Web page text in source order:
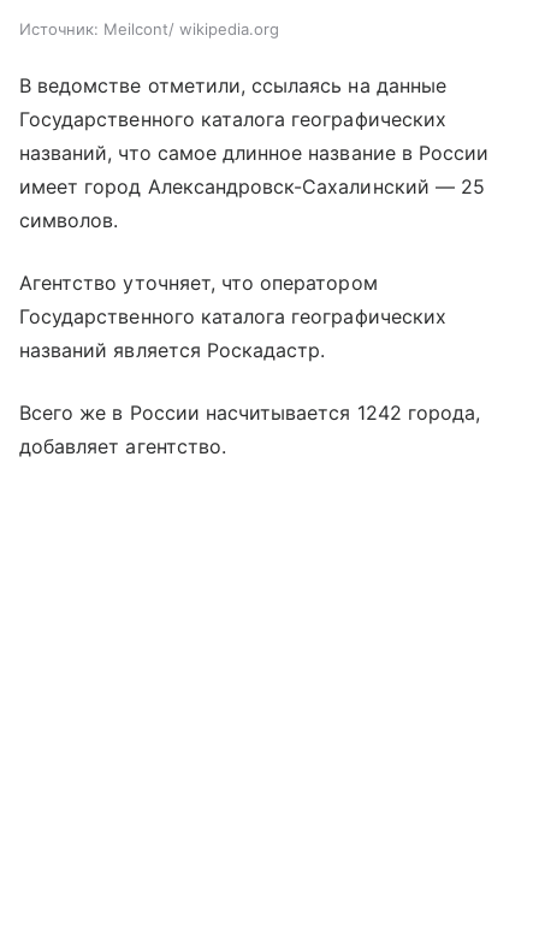
Источник: Meilcont/ wikipedia.org
В ведомстве отметили, ссылаясь на данные
Государственного каталога географических
названий, что самое длинное название в России
имеет город Александровск-Сахалинский — 25
символов.
Агентство уточняет, что оператором
Государственного каталога географических
названий является Роскадастр.
Всего же в России насчитывается 1242 города,
добавляет агентство.